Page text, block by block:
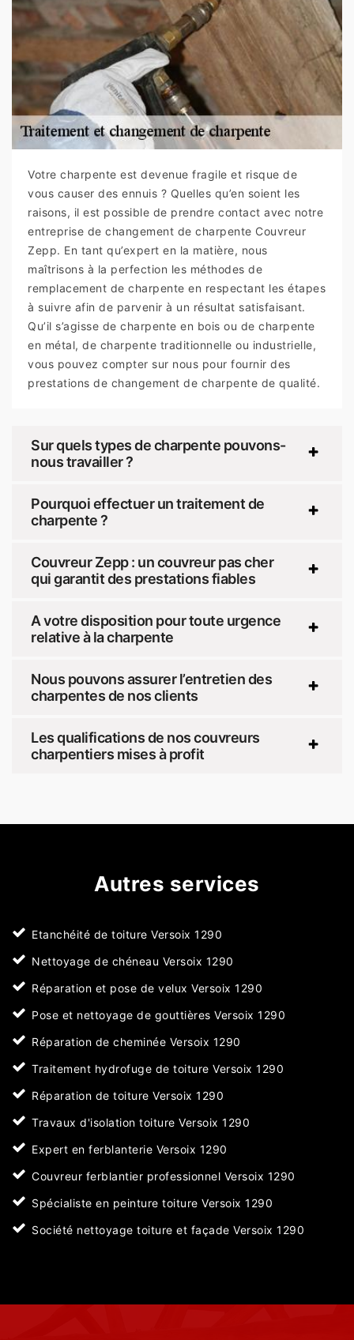
Votre charpente est devenue fragile et risque de
vous causer des ennuis ? Quelles qu’en soient les
raisons, il est possible de prendre contact avec notre
entreprise de changement de charpente Couvreur
Zepp. En tant qu’expert en la matière, nous
maîtrisons à la perfection les méthodes de
remplacement de charpente en respectant les étapes
à suivre afin de parvenir à un résultat satisfaisant.
Qu’il s’agisse de charpente en bois ou de charpente
en métal, de charpente traditionnelle ou industrielle,
vous pouvez compter sur nous pour fournir des
prestations de changement de charpente de qualité.
Sur quels types de charpente pouvons-
nous travailler ?
Pourquoi effectuer un traitement de
charpente ?
Couvreur Zepp : un couvreur pas cher
qui garantit des prestations fiables
A votre disposition pour toute urgence
relative à la charpente
Nous pouvons assurer l’entretien des
charpentes de nos clients
Les qualifications de nos couvreurs
charpentiers mises à profit
Autres services
Etanchéité de toiture Versoix 1290
Nettoyage de chéneau Versoix 1290
Réparation et pose de velux Versoix 1290
Pose et nettoyage de gouttières Versoix 1290
Réparation de cheminée Versoix 1290
Traitement hydrofuge de toiture Versoix 1290
Réparation de toiture Versoix 1290
Travaux d'isolation toiture Versoix 1290
Expert en ferblanterie Versoix 1290
Couvreur ferblantier professionnel Versoix 1290
Spécialiste en peinture toiture Versoix 1290
Société nettoyage toiture et façade Versoix 1290